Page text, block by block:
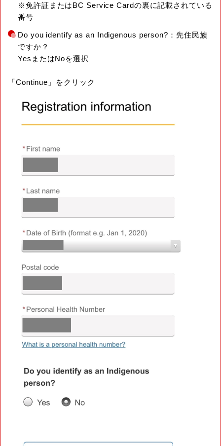
※免許証またはBC Service Cardの裏に記載されている
番号
Do you identify as an Indigenous person?：先住民族
ですか？
YesまたはNoを選択
「Continue」をクリック